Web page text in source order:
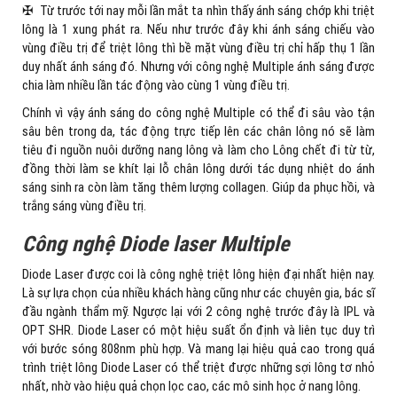
✠ Từ trước tới nay mỗi lần mắt ta nhìn thấy ánh sáng chớp khi triệt
lông là 1 xung phát ra. Nếu như trước đây khi ánh sáng chiếu vào
vùng điều trị để triệt lông thì bề mặt vùng điều trị chỉ hấp thụ 1 lần
duy nhất ánh sáng đó. Nhưng với công nghệ Multiple ánh sáng được
chia làm nhiều lần tác động vào cùng 1 vùng điều trị.
Chính vì vậy ánh sáng do công nghệ Multiple có thể đi sâu vào tận
sâu bên trong da, tác động trực tiếp lên các chân lông nó sẽ làm
tiêu đi nguồn nuôi dưỡng nang lông và làm cho Lông chết đi từ từ,
đồng thời làm se khít lại lỗ chân lông dưới tác dụng nhiệt do ánh
sáng sinh ra còn làm tăng thêm lượng collagen. Giúp da phục hồi, và
trắng sáng vùng điều trị.
Công nghệ Diode laser Multiple
Diode Laser được coi là công nghệ triệt lông hiện đại nhất hiện nay.
Là sự lựa chọn của nhiều khách hàng cũng như các chuyên gia, bác sĩ
đầu ngành thẩm mỹ. Ngược lại với 2 công nghệ trước đây là IPL và
OPT SHR. Diode Laser có một hiệu suất ổn định và liên tục duy trì
với bước sóng 808nm phù hợp. Và mang lại hiệu quả cao trong quá
trình triệt lông Diode Laser có thể triệt được những sợi lông tơ nhỏ
nhất, nhờ vào hiệu quả chọn lọc cao, các mô sinh học ở nang lông.